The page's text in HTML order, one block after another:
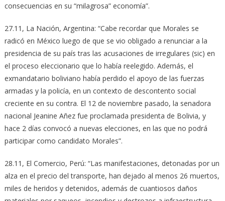
consecuencias en su “milagrosa” economía”.
27.11, La Nación, Argentina: “Cabe recordar que Morales se
radicó en México luego de que se vio obligado a renunciar a la
presidencia de su país tras las acusaciones de irregulares (sic) en
el proceso eleccionario que lo había reelegido. Además, el
exmandatario boliviano había perdido el apoyo de las fuerzas
armadas y la policía, en un contexto de descontento social
creciente en su contra. El 12 de noviembre pasado, la senadora
nacional Jeanine Añez fue proclamada presidenta de Bolivia, y
hace 2 días convocó a nuevas elecciones, en las que no podrá
participar como candidato Morales”.
28.11, El Comercio, Perú: “Las manifestaciones, detonadas por un
alza en el precio del transporte, han dejado al menos 26 muertos,
miles de heridos y detenidos, además de cuantiosos daños